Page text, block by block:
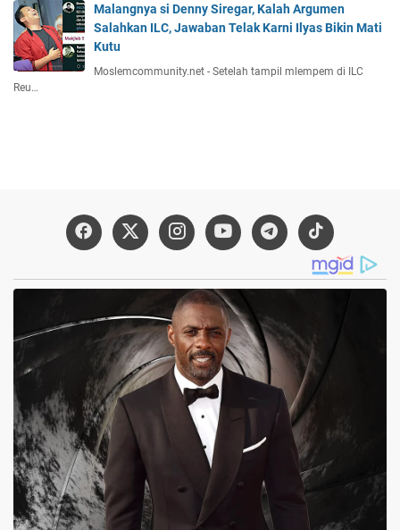
Malangnya si Denny Siregar, Kalah Argumen
Salahkan ILC, Jawaban Telak Karni Ilyas Bikin Mati
Kutu
Moslemcommunity.net - Setelah tampil mlempem di ILC
Reu…